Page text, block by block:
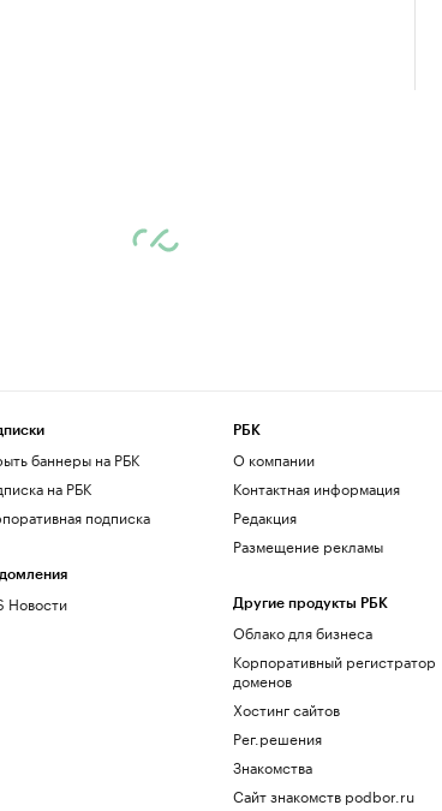
баннеры на РБК
на РБК
подписка
Новости
РБК
О компании
Контактная информация
Редакция
Размещение рекламы
Другие продукты РБК
Облако для бизнеса
Корпоративный регистратор
доменов
Хостинг сайтов
Рег.решения
Знакомства
Сайт знакомств podbor.ru